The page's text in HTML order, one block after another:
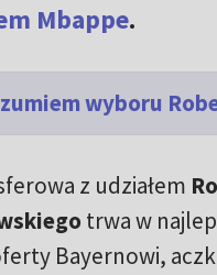
Mbappe.
wyboru
z udziałem
trwa w
Bayernowi,